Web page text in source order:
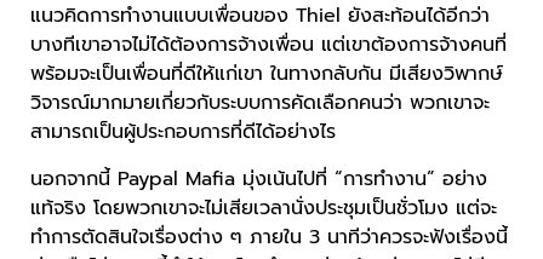
แนวคิดการทำงานแบบเพื่อนของ Thiel ยังสะท้อนได้อีกว่า
บางทีเขาอาจไม่ได้ต้องการจ้างเพื่อน แต่เขาต้องการจ้างคนที่
พร้อมจะเป็นเพื่อนที่ดีให้แก่เขา ในทางกลับกัน มีเสียงวิพากษ์
วิจารณ์มากมายเกี่ยวกับระบบการคัดเลือกคนว่า พวกเขาจะ
สามารถเป็นผู้ประกอบการที่ดีได้อย่างไร
นอกจากนี้ Paypal Mafia มุ่งเน้นไปที่ “การทำงาน” อย่าง
แท้จริง โดยพวกเขาจะไม่เสียเวลานั่งประชุมเป็นชั่วโมง แต่จะ
ทำการตัดสินใจเรื่องต่าง ๆ ภายใน 3 นาทีว่าควรจะฟังเรื่องนี้